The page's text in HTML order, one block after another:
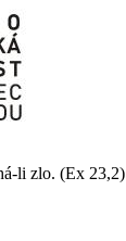
li zlo. (Ex 23,2)